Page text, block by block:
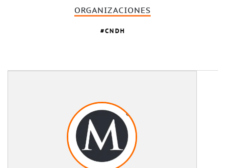
ORGANIZACIONES
CNDH